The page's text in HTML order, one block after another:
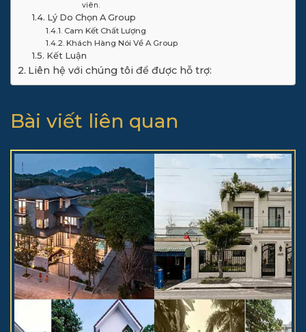
viên.
Lý Do Chọn A Group
Cam Kết Chất Lượng
Khách Hàng Nói Về A Group
Kết Luận
Liên hệ với chúng tôi để được hỗ trợ:
Bài viết liên quan